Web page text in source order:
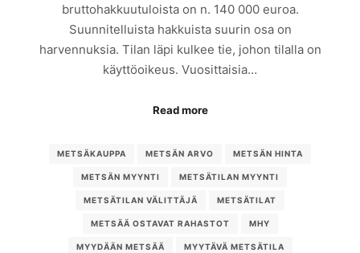
bruttohakkuutuloista on n. 140 000 euroa.
Suunnitelluista hakkuista suurin osa on
harvennuksia. Tilan läpi kulkee tie, johon tilalla on
käyttöoikeus. Vuosittaisia…
Read more
METSÄKAUPPA METSÄN ARVO METSÄN HINTA
METSÄN MYYNTI METSÄTILAN MYYNTI
METSÄTILAN VÄLITTÄJÄ METSÄTILAT
METSÄÄ OSTAVAT RAHASTOT MHY
MYYDÄÄN METSÄÄ MYYTÄVÄ METSÄTILA